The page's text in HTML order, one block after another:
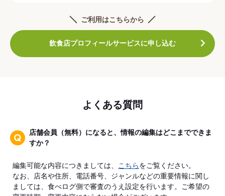
ご利用はこちらから
飲食店プロフィールサービスに申し込む
よくある質問
店舗会員（無料）になると、情報の編集はどこまでできま
すか？
編集可能な内容につきましては、 こちらをご覧ください。
なお、店名や住所、電話番号、ジャンルなどの重要情報に関し
ましては、食べログ側で審査のうえ設定を行います。ご希望の